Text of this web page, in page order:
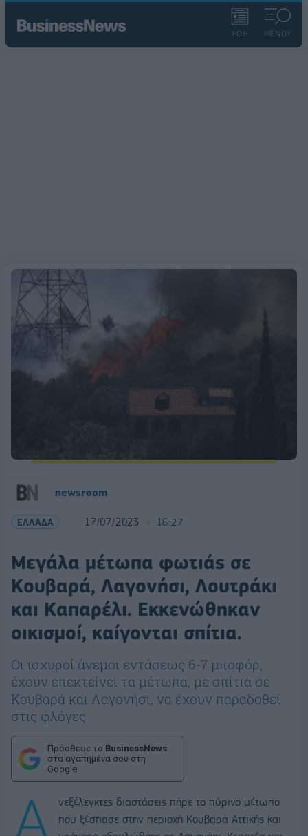
ΡΟΗ ΜΕΝΟΥ
newsroom
ΕΛΛΑΔΑ 17/07/2023 16:27
Μεγάλα μέτωπα φωτιάς σε
Kουβαρά, Λαγονήσι, Λουτράκι
και Καπαρέλι. Εκκενώθηκαν
οικισμοί, καίγονται σπίτια.
Οι ισχυροί άνεμοι εντάσεως 6-7 μποφόρ,
έχουν επεκτείνει τα μέτωπα, με σπίτια σε
Κουβαρά και Λαγονήσι, να έχουν παραδοθεί
στις φλόγες
Πρόσθεσε το BusinessNews
στα αγαπημένα σου στη
Google
Α νεξέλεγκτες διαστάσεις πήρε το πύρινο μέτωπο
που ξέσπασε στην περιοχή Κουβαρά Αττικής και